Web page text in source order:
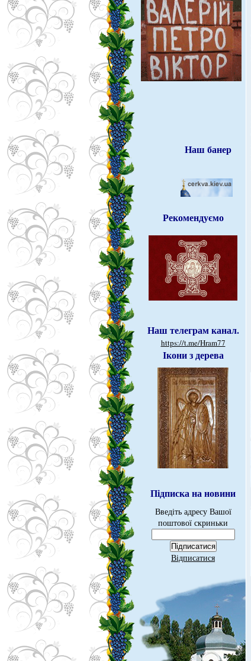
Наш банер
Рекомендуємо
Наш телеграм канал.
https://t.me/Hram77
Ікони з дерева
Підписка на новини
Введіть адресу Вашої
поштової скриньки
Відписатися